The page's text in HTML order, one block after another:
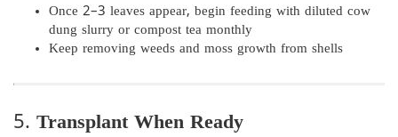
Once 2–3 leaves appear, begin feeding with diluted cow
dung slurry or compost tea monthly
Keep removing weeds and moss growth from shells
5. Transplant When Ready